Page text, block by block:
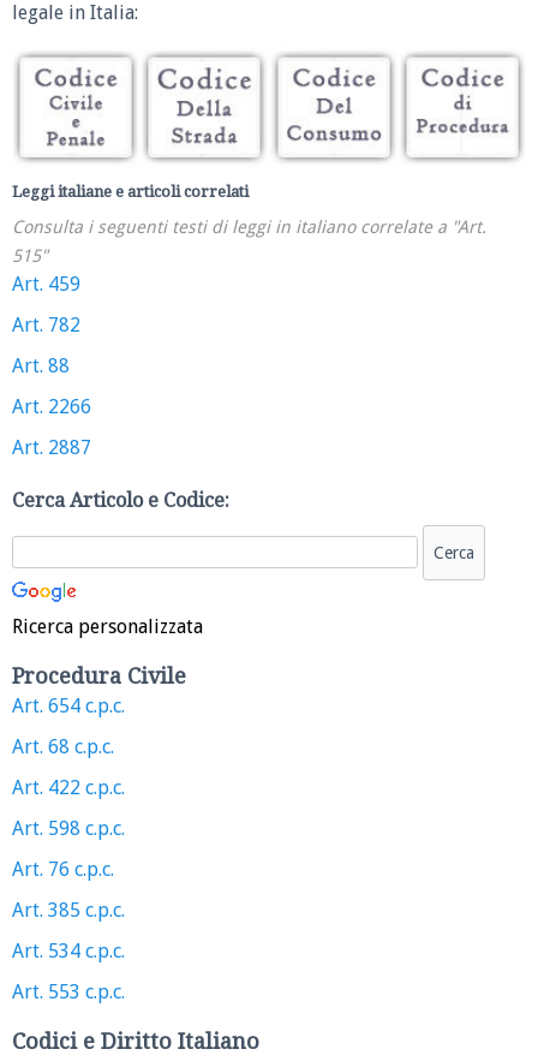
legale in Italia:
Leggi italiane e articoli correlati
Consulta i seguenti testi di leggi in italiano correlate a "Art.
515"
Art. 459
Art. 782
Art. 88
Art. 2266
Art. 2887
Cerca Articolo e Codice:
Ricerca personalizzata
Procedura Civile
Art. 654 c.p.c.
Art. 68 c.p.c.
Art. 422 c.p.c.
Art. 598 c.p.c.
Art. 76 c.p.c.
Art. 385 c.p.c.
Art. 534 c.p.c.
Art. 553 c.p.c.
Codici e Diritto Italiano